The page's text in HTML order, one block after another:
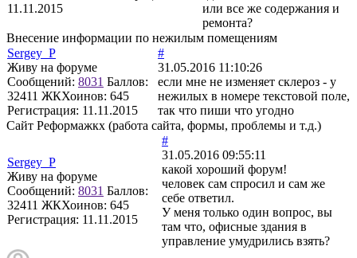
11.11.2015
или все же содержания и
ремонта?
Внесение информации по нежилым помещениям
Sergey_P
Живу на форуме
Сообщений: 8031 Баллов:
32411 ЖКХоинов: 645
Регистрация: 11.11.2015
#
31.05.2016 11:10:26
если мне не изменяет склероз - у
нежилых в номере текстовой поле,
так что пиши что угодно
Сайт Реформажкх (работа сайта, формы, проблемы и т.д.)
Sergey_P
Живу на форуме
Сообщений: 8031 Баллов:
32411 ЖКХоинов: 645
Регистрация: 11.11.2015
#
31.05.2016 09:55:11
какой хороший форум!
человек сам спросил и сам же
себе ответил.
У меня только один вопрос, вы
там что, офисные здания в
управление умудрились взять?